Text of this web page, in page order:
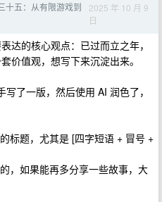
十五：从有限游戏到
2025 年 10 月 9
日
达的核心观点：已过而立之年，
价值观，想写下来沉淀出来。
了一版，然后使用 AI 润色了，
标题，尤其是 [四字短语 + 冒号 +
，如果能再多分享一些故事，大